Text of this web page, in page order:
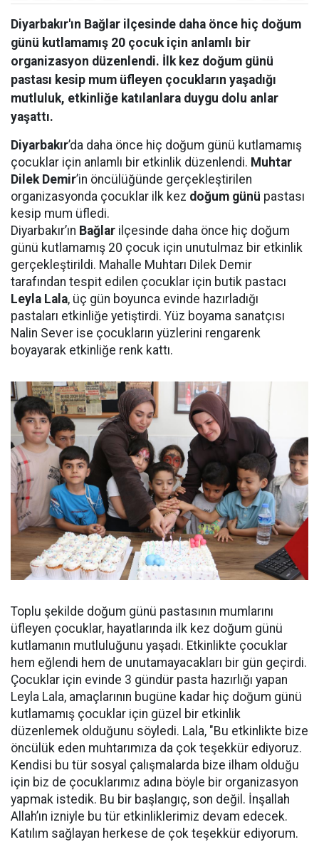
Diyarbakır'ın Bağlar ilçesinde daha önce hiç doğum
günü kutlamamış 20 çocuk için anlamlı bir
organizasyon düzenlendi. İlk kez doğum günü
pastası kesip mum üfleyen çocukların yaşadığı
mutluluk, etkinliğe katılanlara duygu dolu anlar
yaşattı.
Diyarbakır’da daha önce hiç doğum günü kutlamamış
çocuklar için anlamlı bir etkinlik düzenlendi. Muhtar
Dilek Demir’in öncülüğünde gerçekleştirilen
organizasyonda çocuklar ilk kez doğum günü pastası
kesip mum üfledi.
Diyarbakır’ın Bağlar ilçesinde daha önce hiç doğum
günü kutlamamış 20 çocuk için unutulmaz bir etkinlik
gerçekleştirildi. Mahalle Muhtarı Dilek Demir
tarafından tespit edilen çocuklar için butik pastacı
Leyla Lala, üç gün boyunca evinde hazırladığı
pastaları etkinliğe yetiştirdi. Yüz boyama sanatçısı
Nalin Sever ise çocukların yüzlerini rengarenk
boyayarak etkinliğe renk kattı.
Toplu şekilde doğum günü pastasının mumlarını
üfleyen çocuklar, hayatlarında ilk kez doğum günü
kutlamanın mutluluğunu yaşadı. Etkinlikte çocuklar
hem eğlendi hem de unutamayacakları bir gün geçirdi.
Çocuklar için evinde 3 gündür pasta hazırlığı yapan
Leyla Lala, amaçlarının bugüne kadar hiç doğum günü
kutlamamış çocuklar için güzel bir etkinlik
düzenlemek olduğunu söyledi. Lala, "Bu etkinlikte bize
öncülük eden muhtarımıza da çok teşekkür ediyoruz.
Kendisi bu tür sosyal çalışmalarda bize ilham olduğu
için biz de çocuklarımız adına böyle bir organizasyon
yapmak istedik. Bu bir başlangıç, son değil. İnşallah
Allah’ın izniyle bu tür etkinliklerimiz devam edecek.
Katılım sağlayan herkese de çok teşekkür ediyorum.